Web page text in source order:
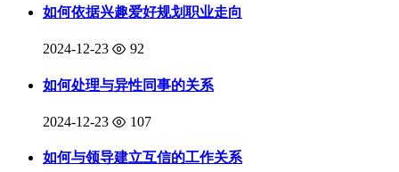
如何依据兴趣爱好规划职业走向
2024-12-23 92
如何处理与异性同事的关系
2024-12-23 107
如何与领导建立互信的工作关系